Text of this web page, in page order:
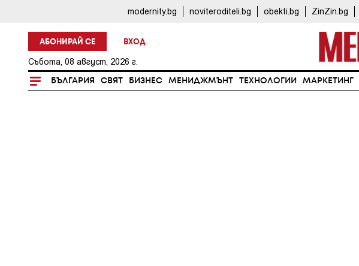
modernity.bg noviteroditeli.bg obekti.bg ZinZin.bg
АБОНИРАЙ СЕ ВХОД
Събота, 08 август, 2026 г.
БЪЛГАРИЯ СВЯТ БИЗНЕС МЕНИДЖМЪНТ ТЕХНОЛОГИИ МАРКЕТИНГ